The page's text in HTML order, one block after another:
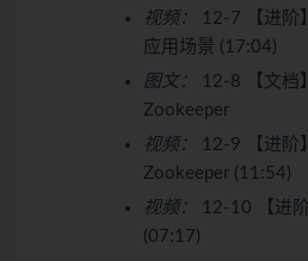
视频：
12-7 【进阶
应用场景 (17:04)
图文：
12-8 【文档
Zookeeper
视频：
12-9 【进阶
Zookeeper (11:54)
视频：
12-10 【进
(07:17)